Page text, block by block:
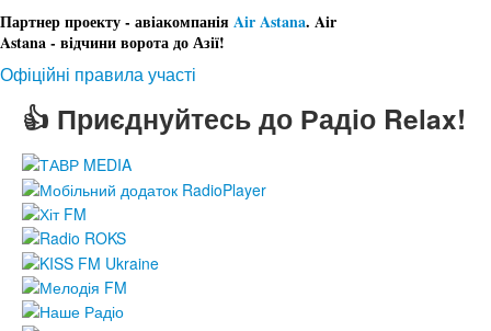
Партнер проекту - авіакомпаніяAir Astana. Air
Astana - відчини ворота до Азії!
Офіційні правила участі
👍 Приєднуйтесь до Радіо Relax!